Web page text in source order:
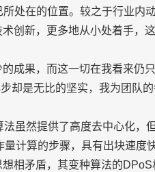
处在的位置。较之于行业内
创新，更多地从小处着手，
成果，而这一切在我看来仍只
却是无比的坚实，我为团队
虽然提供了高度去中心化，
计算的步骤，具有出块速度
相矛盾，其变种算法的